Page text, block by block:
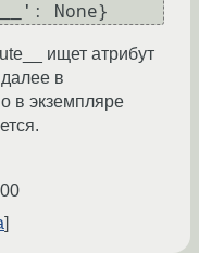
ищет атрибут
в
в экземпляре